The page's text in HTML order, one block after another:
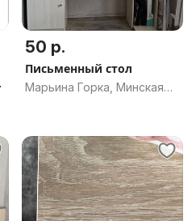
50 р.
Письменный стол
Марьина Горка, Минская